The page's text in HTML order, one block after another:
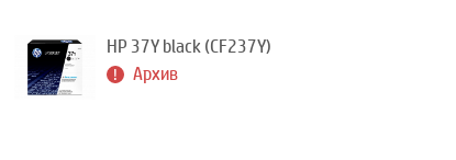
HP 37Y black (CF237Y)
Архив